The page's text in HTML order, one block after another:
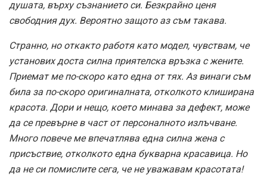
душата, върху съзнанието си. Безкрайно ценя
свободния дух. Вероятно защото аз съм такава.
Странно, но откакто работя като модел, чувствам, че
установих доста силна приятелска връзка с жените.
Приемат ме по-скоро като една от тях. Аз винаги съм
била за по-скоро оригиналната, отколкото клиширана
красота. Дори и нещо, което минава за дефект, може
да се превърне в част от персоналното излъчване.
Много повече ме впечатлява една силна жена с
присъствие, отколкото една букварна красавица. Но
да не си помислите сега, че не уважавам красотата!